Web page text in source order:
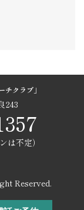
クラブ」
243
は不定）
Reserved.